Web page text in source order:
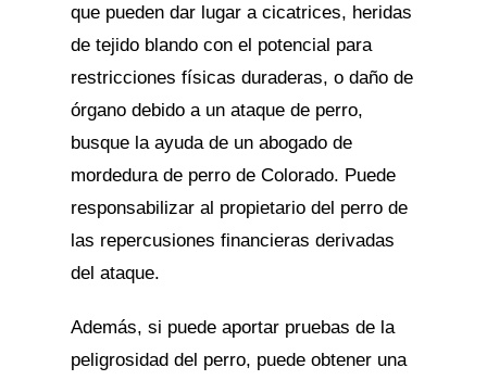
que pueden dar lugar a cicatrices, heridas
de tejido blando con el potencial para
restricciones físicas duraderas, o daño de
órgano debido a un ataque de perro,
busque la ayuda de un abogado de
mordedura de perro de Colorado. Puede
responsabilizar al propietario del perro de
las repercusiones financieras derivadas
del ataque.
Además, si puede aportar pruebas de la
peligrosidad del perro, puede obtener una